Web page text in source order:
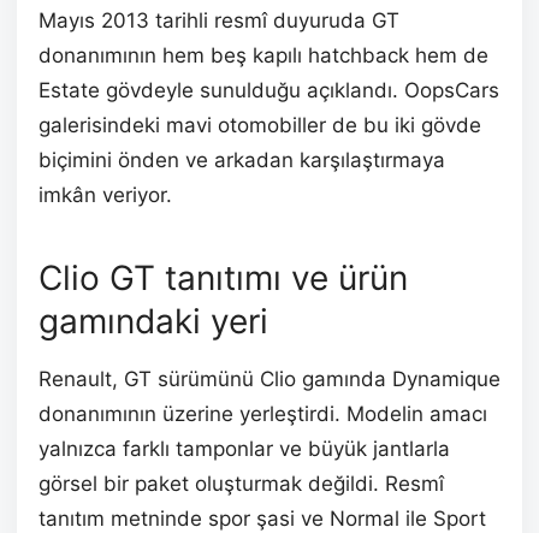
Mayıs 2013 tarihli resmî duyuruda GT
donanımının hem beş kapılı hatchback hem de
Estate gövdeyle sunulduğu açıklandı. OopsCars
galerisindeki mavi otomobiller de bu iki gövde
biçimini önden ve arkadan karşılaştırmaya
imkân veriyor.
Clio GT tanıtımı ve ürün
gamındaki yeri
Renault, GT sürümünü Clio gamında Dynamique
donanımının üzerine yerleştirdi. Modelin amacı
yalnızca farklı tamponlar ve büyük jantlarla
görsel bir paket oluşturmak değildi. Resmî
tanıtım metninde spor şasi ve Normal ile Sport